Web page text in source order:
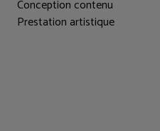
Conception contenu
Prestation artistique